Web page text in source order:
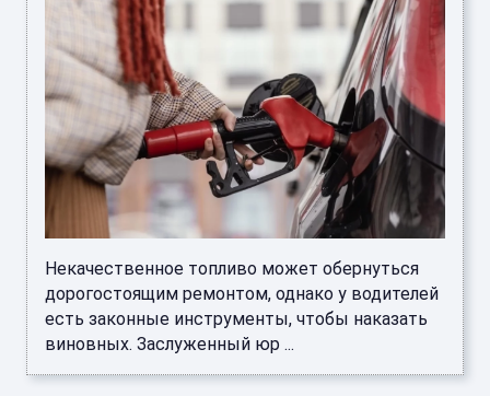
Некачественное топливо может обернуться
дорогостоящим ремонтом, однако у водителей
есть законные инструменты, чтобы наказать
виновных. Заслуженный юр ...